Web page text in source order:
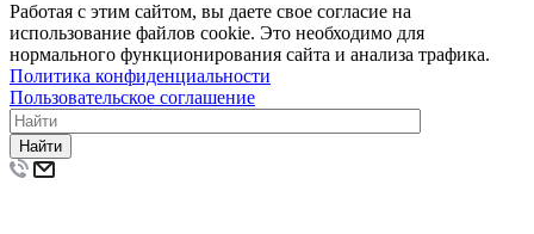
Работая с этим сайтом, вы даете свое согласие на
использование файлов cookie. Это необходимо для
нормального функционирования сайта и анализа трафика.
Политика конфиденциальности
Пользовательское соглашение
Найти